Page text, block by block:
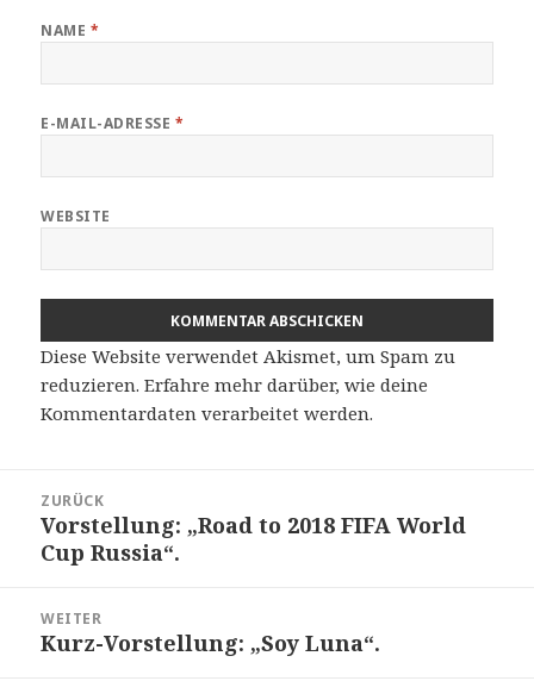
NAME *
E-MAIL-ADRESSE *
WEBSITE
Diese Website verwendet Akismet, um Spam zu
reduzieren.Erfahre mehr darüber, wie deine
Kommentardaten verarbeitet werden.
ZURÜCK
Vorheriger
Beitrag:
Vorstellung: „Road to 2018 FIFA World
Cup Russia“.
WEITER
Nächster
Kurz-Vorstellung: „Soy Luna“.